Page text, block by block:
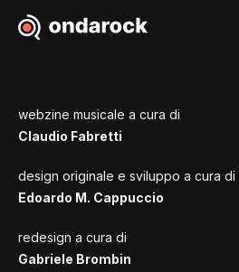
webzine musicale a cura di
Claudio Fabretti
design originale e sviluppo a cura di
Edoardo M. Cappuccio
redesign a cura di
Gabriele Brombin